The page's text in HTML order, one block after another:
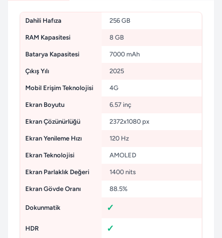
Dahili Hafıza 256 GB
RAM Kapasitesi 8 GB
Batarya Kapasitesi 7000 mAh
Çıkış Yılı 2025
Mobil Erişim Teknolojisi 4G
Ekran Boyutu 6.57 inç
Ekran Çözünürlüğü 2372x1080 px
Ekran Yenileme Hızı 120 Hz
Ekran Teknolojisi AMOLED
Ekran Parlaklık Değeri 1400 nits
Ekran Gövde Oranı 88.5%
Dokunmatik
HDR